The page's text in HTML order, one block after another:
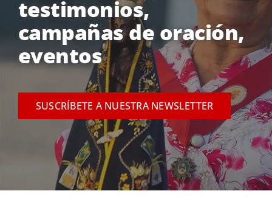
testimonios,
campañas de oración,
eventos
SUSCRÍBETE A NUESTRA NEWSLETTER